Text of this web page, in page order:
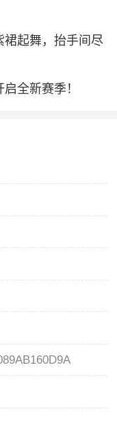
裙起舞，抬手间尽
全新赛季！